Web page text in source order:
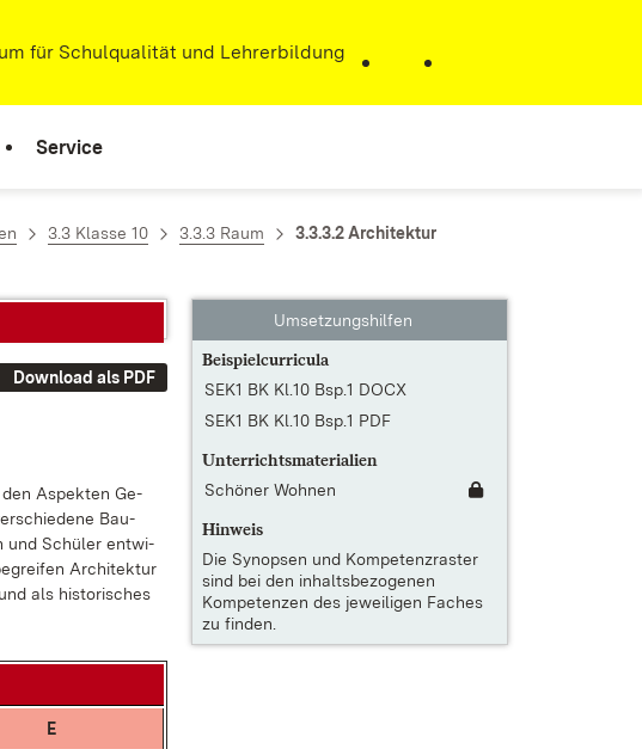
Fenster)
für Schulqualität und Lehrerbildung
Service
3.3 Klasse 10 3.3.3 Raum 3.3.3.2 Architektur
Download als PDF
As­pek­ten Ge­
Bau-
und Schü­ler ent­wi­
Ar­chi­tek­tur
als his­to­ri­sches
E
Umsetzungshilfen
Beispielcurricula
SEK1 BK Kl.10 Bsp.1 DOCX
SEK1 BK Kl.10 Bsp.1 PDF
Unterrichtsmaterialien
Schöner Wohnen
Hinweis
Die Synopsen und Kompetenzraster
sind bei den inhaltsbezogenen
Kompetenzen des jeweiligen Faches
zu finden.